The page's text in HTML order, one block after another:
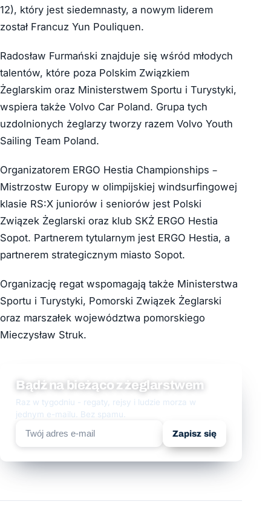
12), który jest siedemnasty, a nowym liderem
został Francuz Yun Pouliquen.
Radosław Furmański znajduje się wśród młodych
talentów, które poza Polskim Związkiem
Żeglarskim oraz Ministerstwem Sportu i Turystyki,
wspiera także Volvo Car Poland. Grupa tych
uzdolnionych żeglarzy tworzy razem Volvo Youth
Sailing Team Poland.
Organizatorem ERGO Hestia Championships –
Mistrzostw Europy w olimpijskiej windsurfingowej
klasie RS:X juniorów i seniorów jest Polski
Związek Żeglarski oraz klub SKŻ ERGO Hestia
Sopot. Partnerem tytularnym jest ERGO Hestia, a
partnerem strategicznym miasto Sopot.
Organizację regat wspomagają także Ministerstwa
Sportu i Turystyki, Pomorski Związek Żeglarski
oraz marszałek województwa pomorskiego
Mieczysław Struk.
Bądź na bieżąco z żeglarstwem
Raz w tygodniu - regaty, rejsy i ludzie morza w
jednym e-mailu. Bez spamu.
Zapisz się